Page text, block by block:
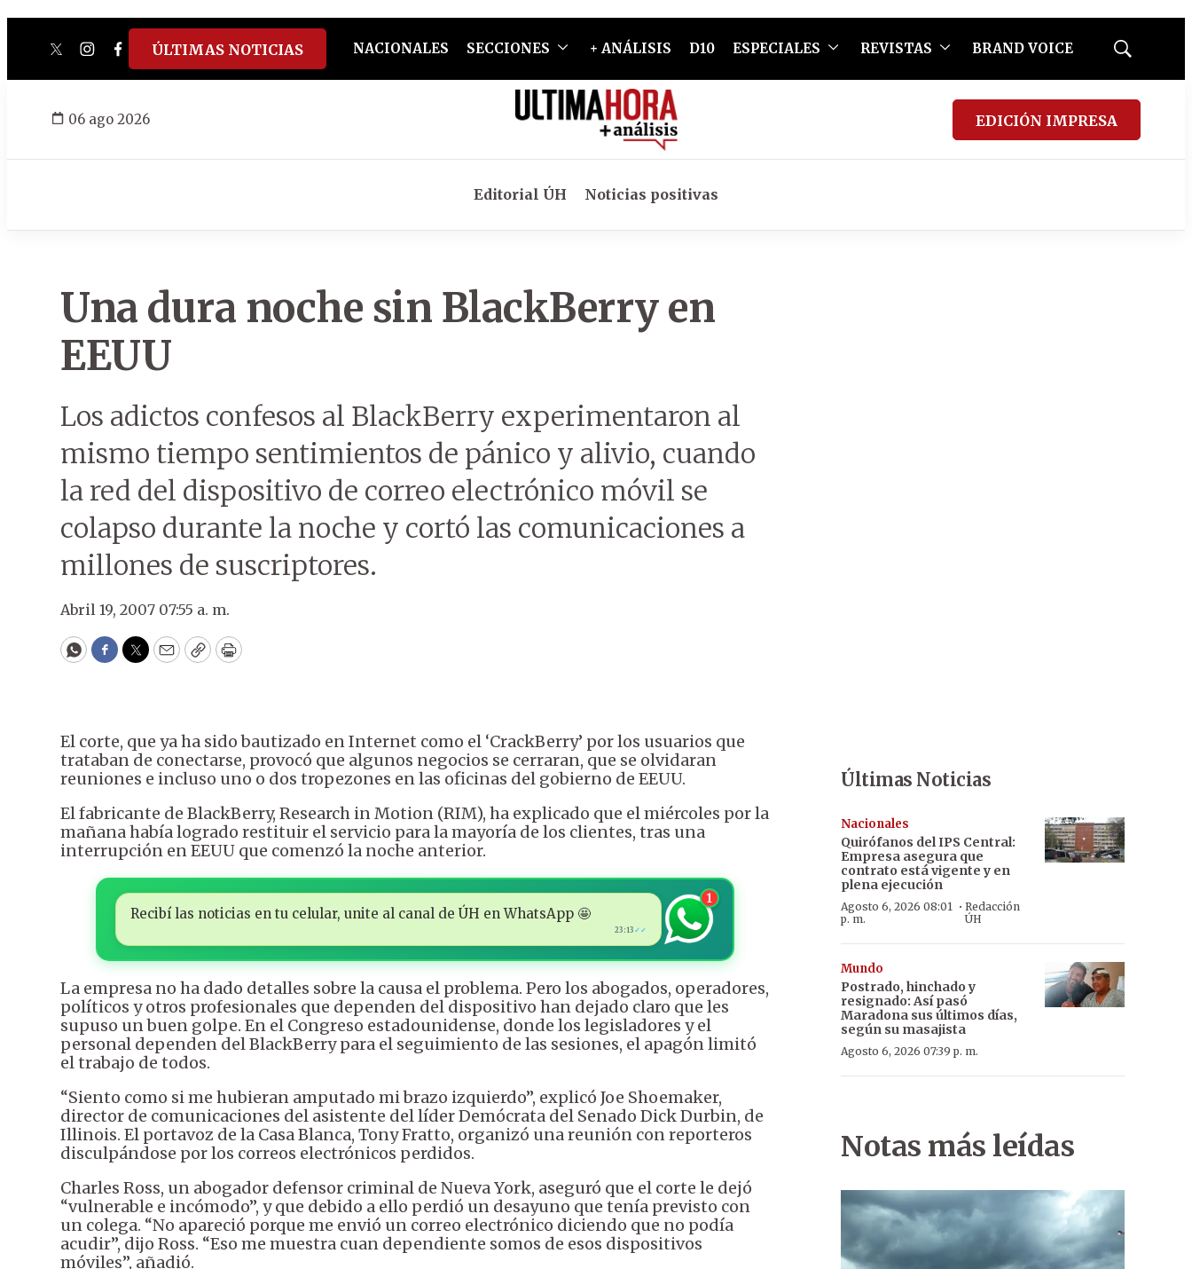
twitterinstagram
facebook
tiktokyoutube
spotify
ÚLTIMAS NOTICIAS NACIONALES SECCIONES + ANÁLISIS D10 ESPECIALES REVISTAS BRAND VOICE
Mostrar
06 ago 2026 EDICIÓN IMPRESA
Editorial ÚH Noticias positivas
Una dura noche sin BlackBerry en
EEUU
Los adictos confesos al BlackBerry experimentaron al
mismo tiempo sentimientos de pánico y alivio, cuando
la red del dispositivo de correo electrónico móvil se
colapso durante la noche y cortó las comunicaciones a
millones de suscriptores.
Abril 19, 2007 07:55 a. m.
WhatsApp
Facebook
Twitter
EmailCopyPrint
El corte, que ya ha sido bautizado en Internet como el ‘CrackBerry’ por los usuarios que
trataban de conectarse, provocó que algunos negocios se cerraran, que se olvidaran
reuniones e incluso uno o dos tropezones en las oficinas del gobierno de EEUU.
El fabricante de BlackBerry, Research in Motion (RIM), ha explicado que el miércoles por la
mañana había logrado restituir el servicio para la mayoría de los clientes, tras una
interrupción en EEUU que comenzó la noche anterior.
Recibí las noticias en tu celular, unite al canal de ÚH en WhatsApp 🤩
23:13 ✓✓
1
La empresa no ha dado detalles sobre la causa el problema. Pero los abogados, operadores,
políticos y otros profesionales que dependen del dispositivo han dejado claro que les
supuso un buen golpe. En el Congreso estadounidense, donde los legisladores y el
personal dependen del BlackBerry para el seguimiento de las sesiones, el apagón limitó
el trabajo de todos.
“Siento como si me hubieran amputado mi brazo izquierdo”, explicó Joe Shoemaker,
director de comunicaciones del asistente del líder Demócrata del Senado Dick Durbin, de
Illinois. El portavoz de la Casa Blanca, Tony Fratto, organizó una reunión con reporteros
disculpándose por los correos electrónicos perdidos.
Charles Ross, un abogador defensor criminal de Nueva York, aseguró que el corte le dejó
“vulnerable e incómodo”, y que debido a ello perdió un desayuno que tenía previsto con
un colega. “No apareció porque me envió un correo electrónico diciendo que no podía
acudir”, dijo Ross. “Eso me muestra cuan dependiente somos de esos dispositivos
móviles”, añadió.
Últimas Noticias
Nacionales
Quirófanos del IPS Central:
Empresa asegura que
contrato está vigente y en
plena ejecución
Agosto 6, 2026 08:01
p. m.
·Redacción
ÚH
Mundo
Postrado, hinchado y
resignado: Así pasó
Maradona sus últimos días,
según su masajista
Agosto 6, 2026 07:39 p. m.
Notas más leídas